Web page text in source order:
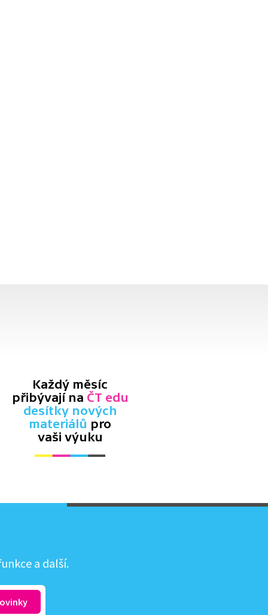
Každý měsíc
přibývají na ČT edu
desítky nových
materiálů pro
vaši výuku
a další.